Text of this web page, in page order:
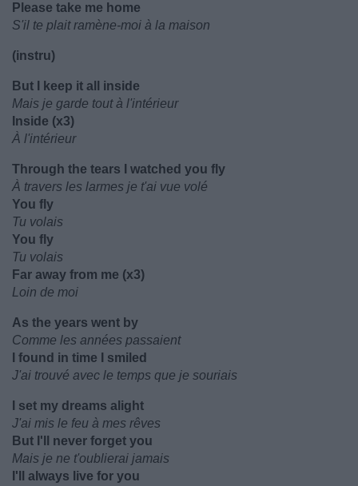
Please take me home
S'il te plait ramène-moi à la maison
(instru)
But I keep it all inside
Mais je garde tout à l'intérieur
Inside (x3)
À l'intérieur
Through the tears I watched you fly
À travers les larmes je t'ai vue volé
You fly
Tu volais
You fly
Tu volais
Far away from me (x3)
Loin de moi
As the years went by
Comme les années passaient
I found in time I smiled
J'ai trouvé avec le temps que je souriais
I set my dreams alight
J'ai mis le feu à mes rêves
But I'll never forget you
Mais je ne t'oublierai jamais
I'll always live for you